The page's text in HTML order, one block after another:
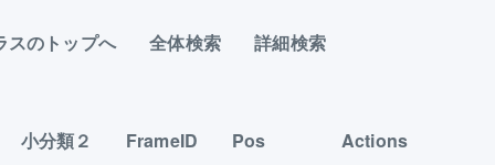
スのトップへ 全体検索 詳細検索
小分類２ FrameID Pos Actions